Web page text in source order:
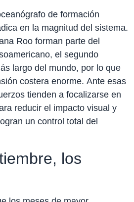
de formación
en la magnitud del sistema.
Roo forman parte del
el segundo
largo del mundo, por lo que
costera enorme. Ante esas
tienden a focalizarse en
reducir el impacto visual y
un control total del
los